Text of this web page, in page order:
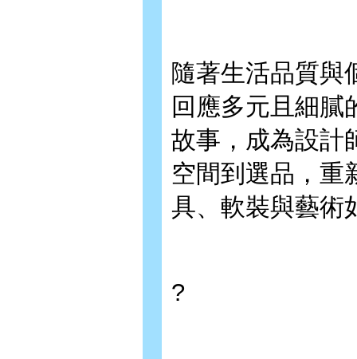
隨著生活品質與
回應多元且細膩
故事，成為設計
空間到選品，重
具、軟裝與藝術
?